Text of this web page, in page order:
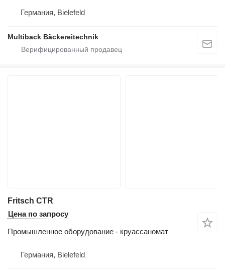
Германия, Bielefeld
Multiback Bäckereitechnik
Fritsch CTR
Цена по запросу
Промышленное оборудование - круассаномат
Германия, Bielefeld